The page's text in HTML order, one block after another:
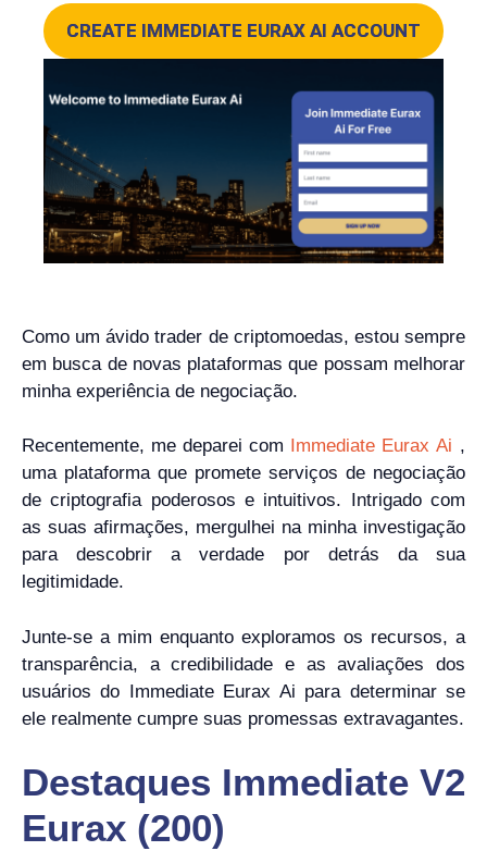
CREATE IMMEDIATE EURAX AI ACCOUNT
Como um ávido trader de criptomoedas, estou sempre
em busca de novas plataformas que possam melhorar
minha experiência de negociação.
Recentemente, me deparei com Immediate Eurax Ai ,
uma plataforma que promete serviços de negociação
de criptografia poderosos e intuitivos. Intrigado com
as suas afirmações, mergulhei na minha investigação
para descobrir a verdade por detrás da sua
legitimidade.
Junte-se a mim enquanto exploramos os recursos, a
transparência, a credibilidade e as avaliações dos
usuários do Immediate Eurax Ai para determinar se
ele realmente cumpre suas promessas extravagantes.
Destaques Immediate V2
Eurax (200)